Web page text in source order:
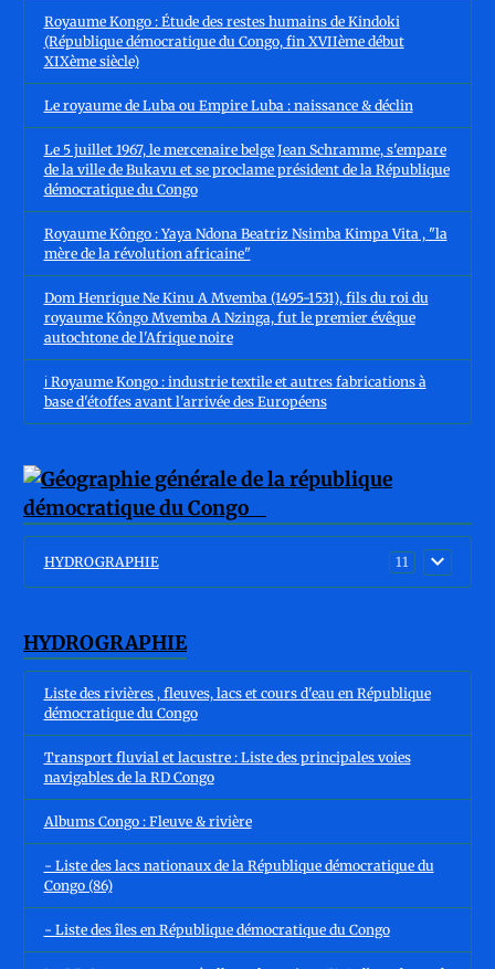
Royaume Kongo : Étude des restes humains de Kindoki
(République démocratique du Congo, fin XVIIème début
XIXème siècle)
Le royaume de Luba ou Empire Luba : naissance & déclin
Le 5 juillet 1967, le mercenaire belge Jean Schramme, s'empare
de la ville de Bukavu et se proclame président de la République
démocratique du Congo
Royaume Kôngo : Yaya Ndona Beatriz Nsimba Kimpa Vita , "la
mère de la révolution africaine"
Dom Henrique Ne Kinu A Mvemba (1495-1531), fils du roi du
royaume Kôngo Mvemba A Nzinga, fut le premier évêque
autochtone de l'Afrique noire
ℹ️ Royaume Kongo : industrie textile et autres fabrications à
base d'étoffes avant l'arrivée des Européens
HYDROGRAPHIE 11
HYDROGRAPHIE
Liste des rivières , fleuves, lacs et cours d'eau en République
démocratique du Congo
Transport fluvial et lacustre : Liste des principales voies
navigables de la RD Congo
Albums Congo : Fleuve & rivière
- Liste des lacs nationaux de la République démocratique du
Congo (86)
- Liste des îles en République démocratique du Congo